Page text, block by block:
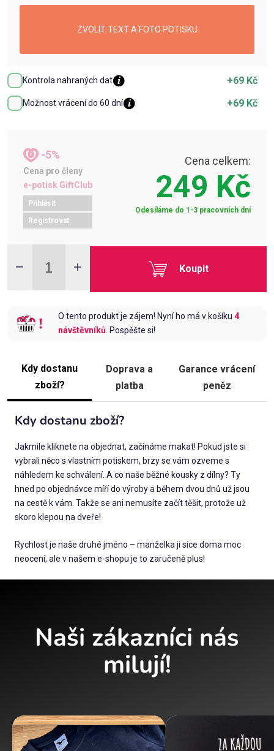
ZVOLIT TEXT A FOTO POTISKU
Kontrola nahraných dat +69 Kč
Možnost vrácení do 60 dní +69 Kč
-5%
Cena pro členy
e-potisk GiftClub
Přihlásit
Registrovat
Cena celkem:
249 Kč
Odesíláme do 1-3 pracovních dní
Koupit
O tento produkt je zájem! Nyní ho má v košíku 4
návštěvníků. Pospěšte si!
Kdy dostanu
zboží?
Doprava a
platba
Garance vrácení
peněz
Kdy dostanu zboží?
Jakmile kliknete na objednat, začínáme makat! Pokud jste si
vybrali něco s vlastním potiskem, brzy se vám ozveme s
náhledem ke schválení. A co naše běžné kousky z dílny? Ty
hned po objednávce míří do výroby a během dvou dnů už jsou
na cestě k vám. Takže se ani nemusíte začít těšit, protože už
skoro klepou na dveře!
Rychlost je naše druhé jméno – manželka ji sice doma moc
neocení, ale v našem e-shopu je to zaručeně plus!
Naši zákazníci nás
milují!